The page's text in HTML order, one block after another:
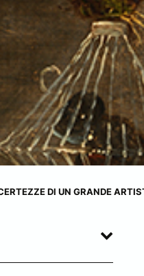
DI UN GRANDE